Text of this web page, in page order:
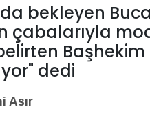
bekleyen
çabalarıyla
Başhekim
dedi
Asır